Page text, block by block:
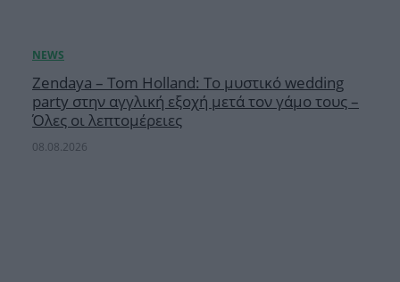
Zendaya – Tom Holland: Το μυστικό wedding
party στην αγγλική εξοχή μετά τον γάμο τους –
Όλες οι λεπτομέρειες
08.08.2026